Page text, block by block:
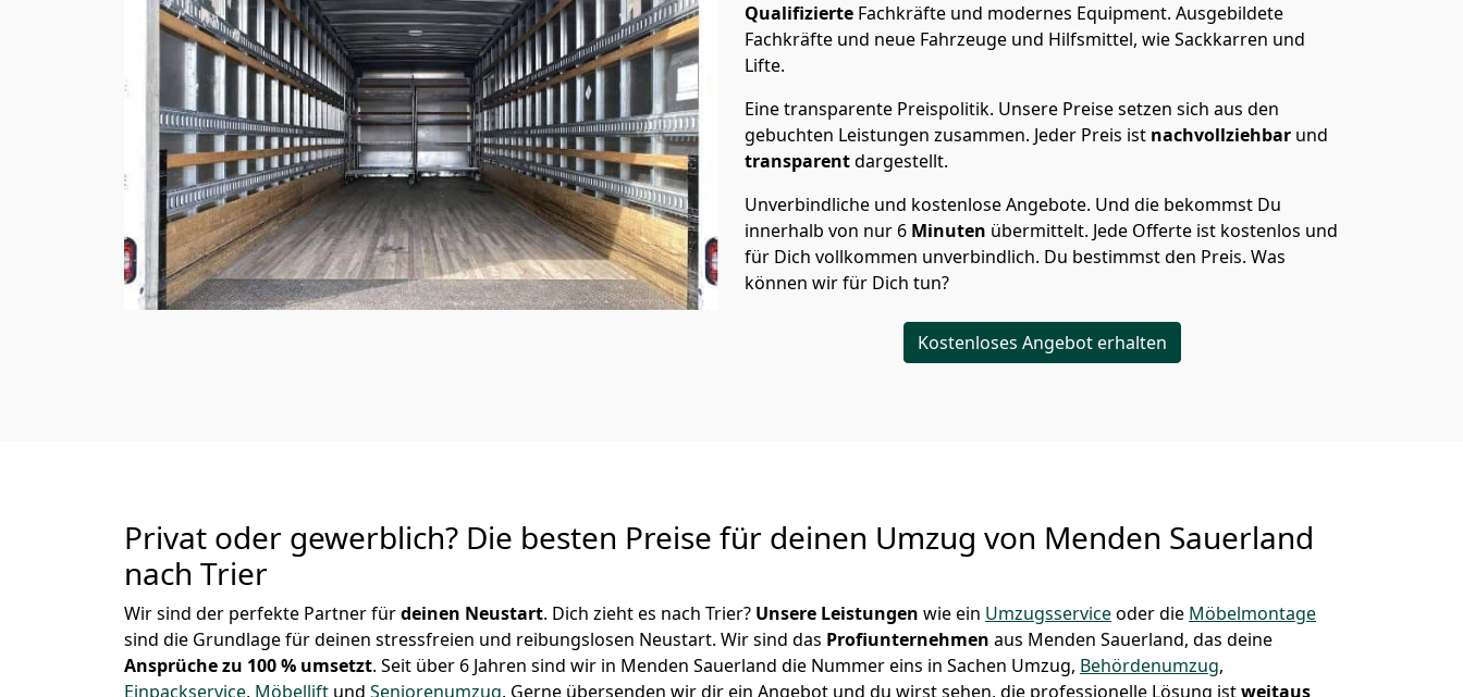
Qualifizierte Fachkräfte und modernes Equipment. Ausgebildete
Fachkräfte und neue Fahrzeuge und Hilfsmittel, wie Sackkarren und
Lifte.
Eine transparente Preispolitik. Unsere Preise setzen sich aus den
gebuchten Leistungen zusammen. Jeder Preis ist nachvollziehbar und
transparentdargestellt.
Unverbindliche und kostenlose Angebote. Und die bekommst Du
innerhalb von nur 6 Minuten übermittelt. Jede Offerte ist kostenlos und
für Dich vollkommen unverbindlich. Du bestimmst den Preis. Was
können wir für Dich tun?
Kostenloses Angebot erhalten
Privat oder gewerblich? Die besten Preise für deinen Umzug von Menden Sauerland
nach Trier
Wir sind der perfekte Partner fürdeinen Neustart. Dich zieht es nach Trier? Unsere Leistungen wie ein Umzugsserviceoder die Möbelmontage
sind die Grundlage für deinen stressfreien und reibungslosen Neustart. Wir sind das Profiunternehmen aus Menden Sauerland, das deine
Ansprüche zu 100 % umsetzt. Seit über 6 Jahren sind wir in Menden Sauerland die Nummer eins in Sachen Umzug, Behördenumzug,
Einpackservice, Möbellift und Seniorenumzug. Gerne übersenden wir dir ein Angebot und du wirst sehen, die professionelle Lösung istweitaus